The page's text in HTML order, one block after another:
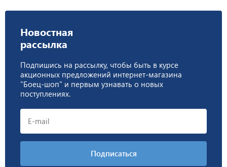
Новостная
рассылка
Подпишись на рассылку, чтобы быть в курсе
акционных предложений интернет-магазина
"Боец-шоп" и первым узнавать о новых
поступлениях.